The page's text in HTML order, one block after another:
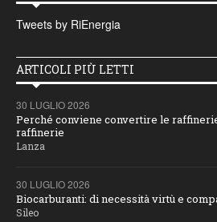
Tweets by RiEnergia
ARTICOLI PIÙ LETTI
30 LUGLIO 2026
Perché conviene convertire le
raffinerie
Lanza
30 LUGLIO 2026
Biocarburanti: di necessità virtù e
Sileo